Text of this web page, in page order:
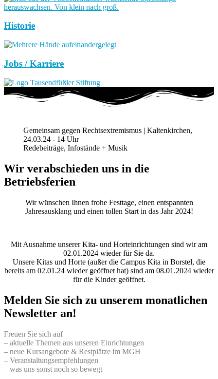
Historie
Jobs / Karriere
Gemeinsam gegen Rechtsextremismus | Kaltenkirchen,
24.03.24 - 14 Uhr
Redebeiträge, Infostände + Musik
Wir verabschieden uns in die
Betriebsferien
Wir wünschen Ihnen frohe Festtage, einen entspannten
Jahresausklang und einen tollen Start in das Jahr 2024!
Mit Ausnahme unserer Kita- und Horteinrichtungen sind wir am
02.01.2024 wieder für Sie da.
Unsere Kitas und Horte (außer die Campus Kita in Borstel, die
bereits am 02.01.24 wieder geöffnet hat) sind am 08.01.2024 wieder
für die Kinder geöffnet.
Melden Sie sich zu unserem monatlichen
Newsletter an!
Freuen Sie sich auf
– aktuelle Themen aus unseren Einrichtungen
– neue Kursangebote & Restplätze im MGH
– Veranstaltungsempfehlungen
– was uns sonst noch so bewegt